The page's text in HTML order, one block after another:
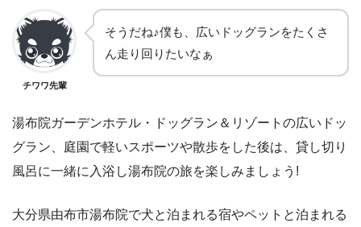
チワワ先輩
そうだね♪僕も、広いドッグランをたくさ
ん走り回りたいなぁ
湯布院ガーデンホテル・ドッグラン＆リゾートの広いドッ
グラン、庭園で軽いスポーツや散歩をした後は、貸し切り
風呂に一緒に入浴し湯布院の旅を楽しみましょう!
大分県由布市湯布院で犬と泊まれる宿やペットと泊まれる